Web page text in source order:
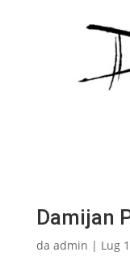
Damijan
da admin | Lug